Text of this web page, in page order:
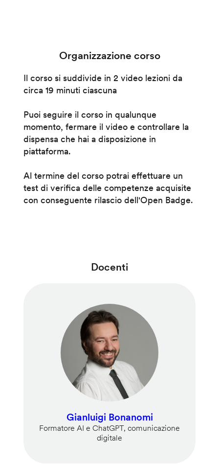
Organizzazione corso
Il corso si suddivide in 2 video lezioni da
circa 19 minuti ciascuna
Puoi seguire il corso in qualunque
momento, fermare il video e controllare la
dispensa che hai a disposizione in
piattaforma.
Al termine del corso potrai effettuare un
test di verifica delle competenze acquisite
con conseguente rilascio dell'Open Badge.
Docenti
Gianluigi Bonanomi
Formatore AI e ChatGPT, comunicazione
digitale